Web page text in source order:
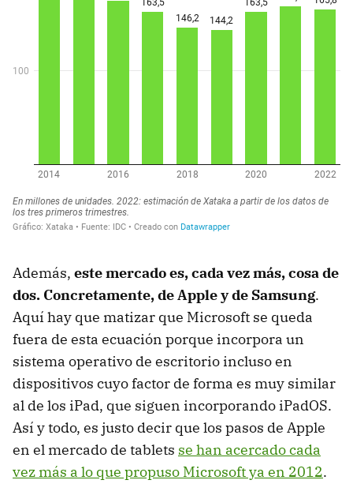
Además, este mercado es, cada vez más, cosa de
dos. Concretamente, de Apple y de Samsung.
Aquí hay que matizar que Microsoft se queda
fuera de esta ecuación porque incorpora un
sistema operativo de escritorio incluso en
dispositivos cuyo factor de forma es muy similar
al de los iPad, que siguen incorporando iPadOS.
Así y todo, es justo decir que los pasos de Apple
en el mercado de tablets se han acercado cada
vez más a lo que propuso Microsoft ya en 2012.